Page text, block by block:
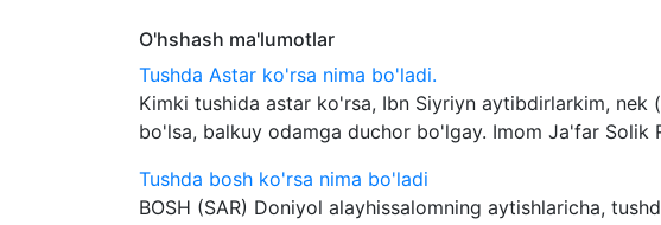
O'hshash ma'lumotlar
Tushda Astar ko'rsa nima bo'ladi.
Kimki tushida astar ko'rsa, Ibn Siyriyn aytibdirlarkim, nek
bo'lsa, balkuy odamga duchor bo'lgay. Imom Ja'far Solik
Tushda bosh ko'rsa nima bo'ladi
BOSH (SAR) Doniyol alayhissalomning aytishlaricha,